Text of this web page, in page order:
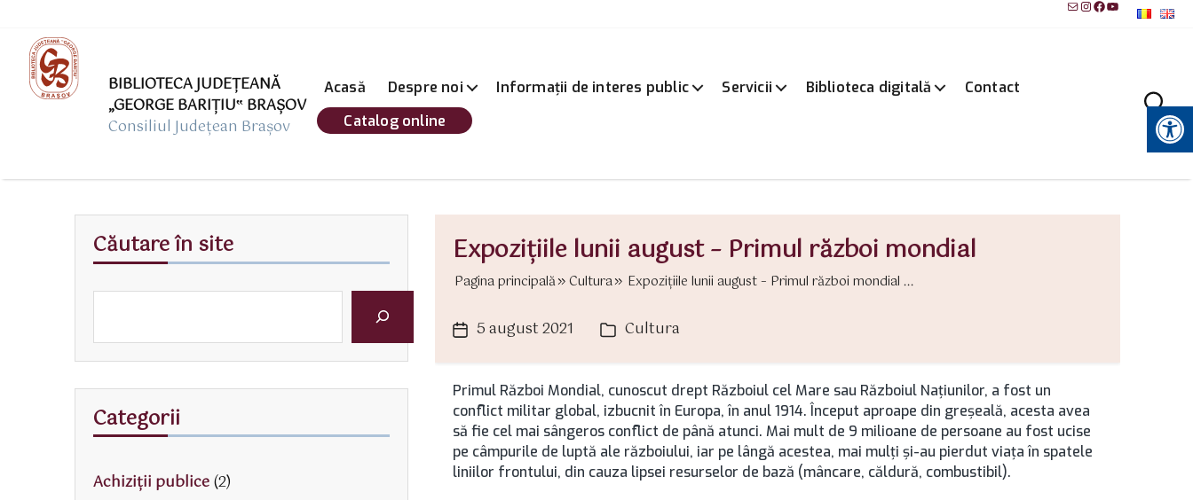
MailInstagram
Facebook
YouTube
BIBLIOTECA JUDEȚEANĂ
„GEORGE BARIŢIU‟ BRAŞOV
Consiliul Județean Brașov
Acasă Despre noi Informații de interes public Servicii Biblioteca digitală
Contact
Catalog online
Instrumente pentru accesibilitate
Expoziţiile lunii august – Primul război mondial
Pagina principală Cultura Expoziţiile lunii august – Primul război mondial ...
Dată5 august 2021 Categorii
Cultura
Primul Război Mondial, cunoscut drept Războiul cel Mare sau Războiul Naţiunilor, a fost un
conflict militar global, izbucnit în Europa, în anul 1914. Început aproape din greşeală, acesta avea
să fie cel mai sângeros conflict de până atunci. Mai mult de 9 milioane de persoane au fost ucise
pe câmpurile de luptă ale războiului, iar pe lângă acestea, mai mulţi şi-au pierdut viaţa în spatele
liniilor frontului, din cauza lipsei resurselor de bază (mâncare, căldură, combustibil).
Căutare în site
Categorii
Achiziții publice(2)